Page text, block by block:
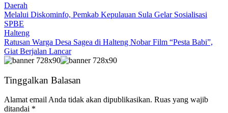
Daerah
Melalui Diskominfo, Pemkab Kepulauan Sula Gelar Sosialisasi
SPBE
Halteng
Ratusan Warga Desa Sagea di Halteng Nobar Film “Pesta Babi”,
Giat Berjalan Lancar
Tinggalkan Balasan
Alamat email Anda tidak akan dipublikasikan. Ruas yang wajib
ditandai *